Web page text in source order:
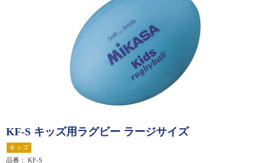
KF-S キッズ用ラグビー ラージサイズ
キッズ
品番：
KF-S